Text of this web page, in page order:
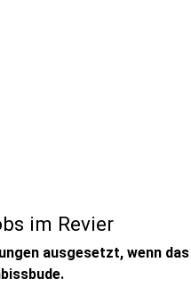
im Revier
ausgesetzt, wenn